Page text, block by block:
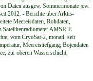
Daten ausgew. Sommermonate jew.
2012. - Berichte über Arktis-
Meereisdaten, Rohdaten,
Satellitenradiometer AMSR-E
vom CryoSat-2, monatl. seit
Meereistiefgang; Bojendaten
zur oberen Wasserschicht.